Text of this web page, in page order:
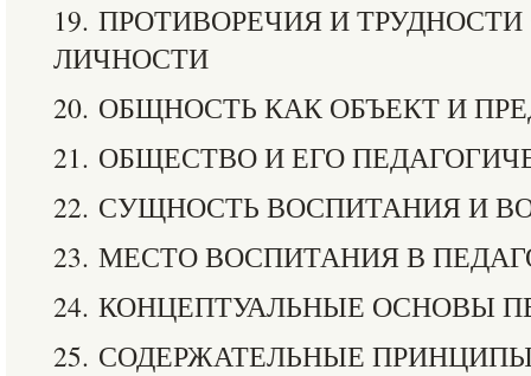
19. ПРОТИВОРЕЧИЯ И
ЛИЧНОСТИ
20. ОБЩНОСТЬ КАК ОБЪЕКТ И
21. ОБЩЕСТВО И ЕГО
22. СУЩНОСТЬ ВОСПИТАНИЯ И
23. МЕСТО ВОСПИТАНИЯ В
24. КОНЦЕПТУАЛЬНЫЕ ОСНОВЫ
25. СОДЕРЖАТЕЛЬНЫЕ